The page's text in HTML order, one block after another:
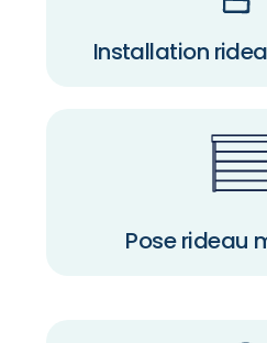
Installation
Pose rideau